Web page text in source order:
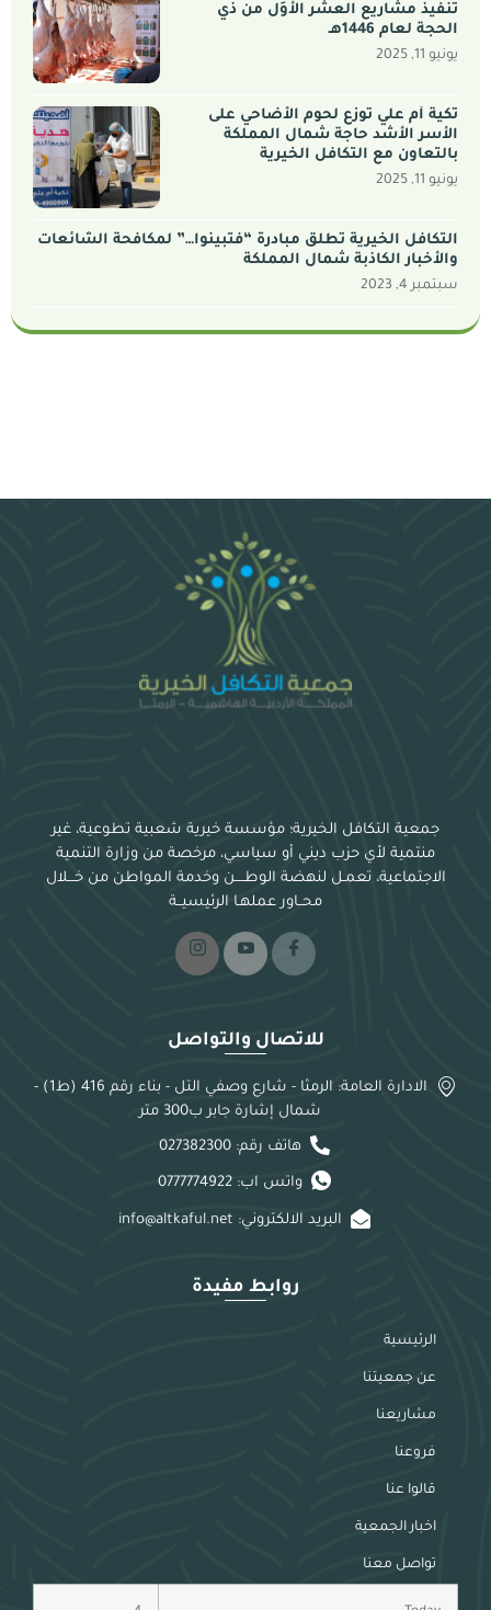
تنفيذ مشاريع العشر الأُوَل من ذي
الحجة لعام 1446هـ
يونيو 11, 2025
تكية أم علي توزّع لحوم الأضاحي على
الأسر الأشد حاجة شمال المملكة
بالتعاون مع التكافل الخيرية
يونيو 11, 2025
التكافل الخيرية تطلق مبادرة “فتبينوا…” لمكافحة الشائعات
والأخبار الكاذبة شمال المملكة
سبتمبر 4, 2023
جمعية التكافل الخيرية؛ مؤسسة خيرية شعبية تطوعية، غير
منتمية لأي حزب ديني أو سياسي، مرخصة من وزارة التنمية
الاجتماعية، تعمـل لنهضة الوطــــن وخدمة المواطن من خـــلال
محــاور عملهـا الرئيسيــة
للاتصال والتواصل
الادارة العامة: الرمثا - شارع وصفي التل - بناء رقم 416 (ط1) -
شمال إشارة جابر ب300 متر
هاتف رقم: 027382300
واتس اب: 0777774922
البريد الالكتروني: info@altkaful.net
روابط مفيدة
الرئيسية
عن جمعيتنا
مشاريعنا
فروعنا
قالوا عنا
اخبار الجمعية
تواصل معنا